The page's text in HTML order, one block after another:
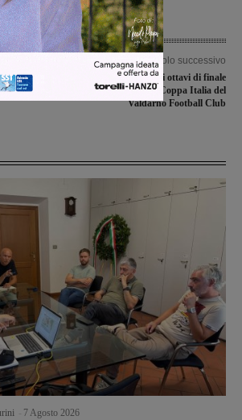
a
Articolo successivo
Termina agli ottavi di finale
l’avventura in Coppa Italia del
Valdarno Football Club
7 Agosto 2026